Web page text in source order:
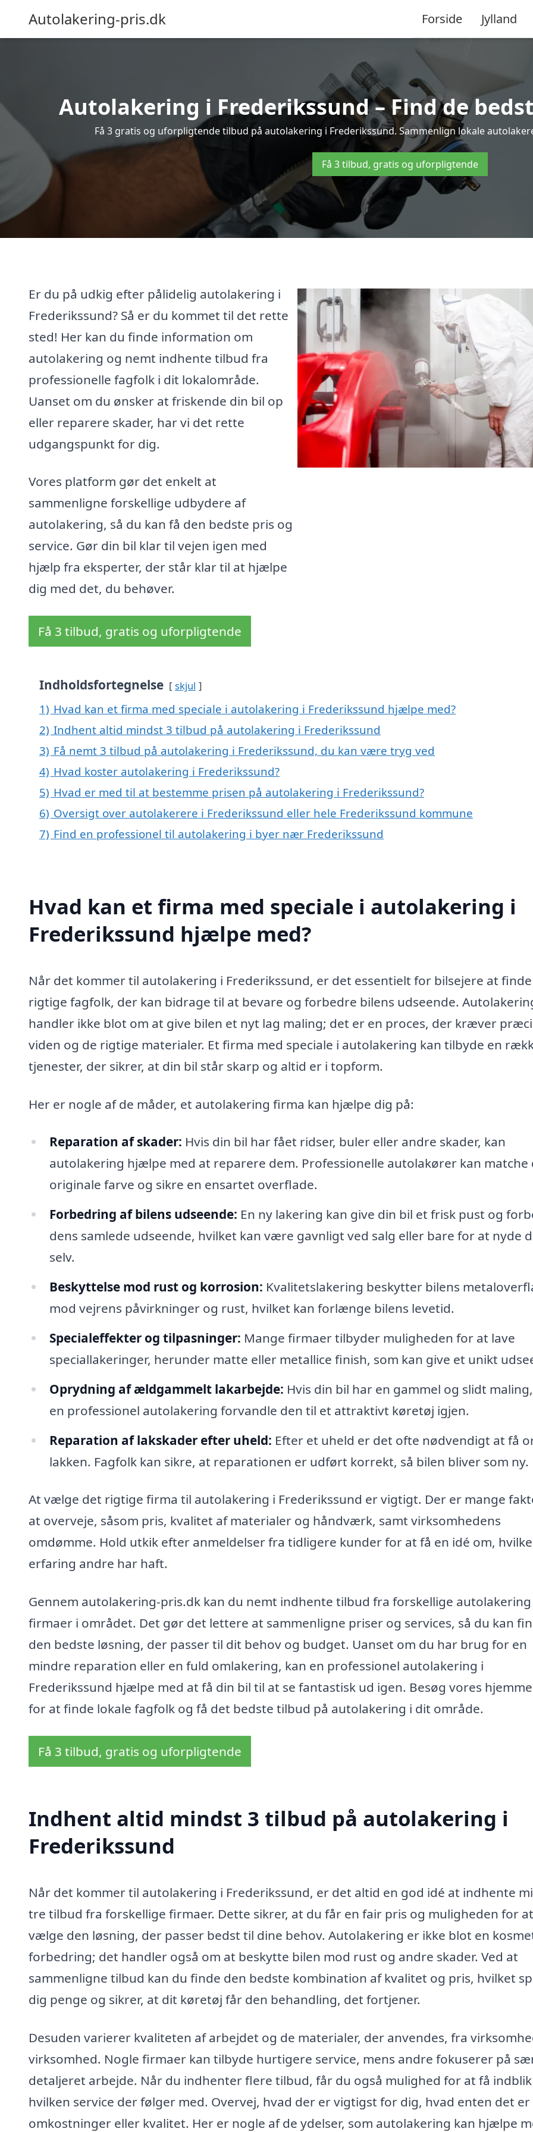
Autolakering-pris.dk Forside Jylland
Autolakering i Frederikssund – Find de
Få 3 gratis og uforpligtende tilbud på autolakering i Frederikssund. Sammenlign lokale
Få 3 tilbud, gratis og uforpligtende
Er du på udkig efter pålidelig autolakering i
Frederikssund? Så er du kommet til det rette
sted! Her kan du finde information om
autolakering og nemt indhente tilbud fra
professionelle fagfolk i dit lokalområde.
Uanset om du ønsker at friskende din bil op
eller reparere skader, har vi det rette
udgangspunkt for dig.
Vores platform gør det enkelt at
sammenligne forskellige udbydere af
autolakering, så du kan få den bedste pris og
service. Gør din bil klar til vejen igen med
hjælp fra eksperter, der står klar til at hjælpe
dig med det, du behøver.
Få 3 tilbud, gratis og uforpligtende
Indholdsfortegnelse skjul
1) Hvad kan et firma med speciale i autolakering i Frederikssund hjælpe med?
2) Indhent altid mindst 3 tilbud på autolakering i Frederikssund
3) Få nemt 3 tilbud på autolakering i Frederikssund, du kan være tryg ved
4) Hvad koster autolakering i Frederikssund?
5) Hvad er med til at bestemme prisen på autolakering i Frederikssund?
6) Oversigt over autolakerere i Frederikssund eller hele Frederikssund kommune
7) Find en professionel til autolakering i byer nær Frederikssund
Hvad kan et firma med speciale i autolakering i
Frederikssund hjælpe med?
Når det kommer til autolakering i Frederikssund, er det essentielt for bilsejere at
rigtige fagfolk, der kan bidrage til at bevare og forbedre bilens udseende.
handler ikke blot om at give bilen et nyt lag maling; det er en proces, der kræver
viden og de rigtige materialer. Et firma med speciale i autolakering kan tilbyde en
tjenester, der sikrer, at din bil står skarp og altid er i topform.
Her er nogle af de måder, et autolakering firma kan hjælpe dig på:
Reparation af skader: Hvis din bil har fået ridser, buler eller andre skader, kan
autolakering hjælpe med at reparere dem. Professionelle autolakører kan matche
originale farve og sikre en ensartet overflade.
Forbedring af bilens udseende: En ny lakering kan give din bil et frisk pust og
dens samlede udseende, hvilket kan være gavnligt ved salg eller bare for at nyde
selv.
Beskyttelse mod rust og korrosion: Kvalitetslakering beskytter bilens
mod vejrens påvirkninger og rust, hvilket kan forlænge bilens levetid.
Specialeffekter og tilpasninger: Mange firmaer tilbyder muligheden for at lave
speciallakeringer, herunder matte eller metallice finish, som kan give et unikt
Oprydning af ældgammelt lakarbejde: Hvis din bil har en gammel og slidt
en professionel autolakering forvandle den til et attraktivt køretøj igjen.
Reparation af lakskader efter uheld: Efter et uheld er det ofte nødvendigt at få
lakken. Fagfolk kan sikre, at reparationen er udført korrekt, så bilen bliver som ny.
At vælge det rigtige firma til autolakering i Frederikssund er vigtigt. Der er mange
at overveje, såsom pris, kvalitet af materialer og håndværk, samt virksomhedens
omdømme. Hold utkik efter anmeldelser fra tidligere kunder for at få en idé om,
erfaring andre har haft.
Gennem autolakering-pris.dk kan du nemt indhente tilbud fra forskellige autolakering
firmaer i området. Det gør det lettere at sammenligne priser og services, så du kan
den bedste løsning, der passer til dit behov og budget. Uanset om du har brug for en
mindre reparation eller en fuld omlakering, kan en professionel autolakering i
Frederikssund hjælpe med at få din bil til at se fantastisk ud igen. Besøg vores
for at finde lokale fagfolk og få det bedste tilbud på autolakering i dit område.
Få 3 tilbud, gratis og uforpligtende
Indhent altid mindst 3 tilbud på autolakering i
Frederikssund
Når det kommer til autolakering i Frederikssund, er det altid en god idé at indhente
tre tilbud fra forskellige firmaer. Dette sikrer, at du får en fair pris og muligheden for at
vælge den løsning, der passer bedst til dine behov. Autolakering er ikke blot en
forbedring; det handler også om at beskytte bilen mod rust og andre skader. Ved at
sammenligne tilbud kan du finde den bedste kombination af kvalitet og pris, hvilket
dig penge og sikrer, at dit køretøj får den behandling, det fortjener.
Desuden varierer kvaliteten af arbejdet og de materialer, der anvendes, fra
virksomhed. Nogle firmaer kan tilbyde hurtigere service, mens andre fokuserer på
detaljeret arbejde. Når du indhenter flere tilbud, får du også mulighed for at få indblik
hvilken service der følger med. Overvej, hvad der er vigtigst for dig, hvad enten det er
omkostninger eller kvalitet. Her er nogle af de ydelser, som autolakering kan hjælpe